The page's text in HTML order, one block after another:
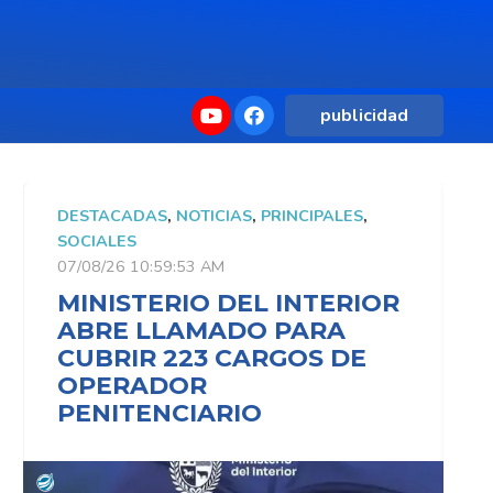
publicidad
DESTACADAS, NOTICIAS, PRINCIPALES,
SOCIALES
07/08/26 10:59:53 AM
MINISTERIO DEL INTERIOR
ABRE LLAMADO PARA
CUBRIR 223 CARGOS DE
OPERADOR
PENITENCIARIO